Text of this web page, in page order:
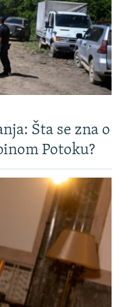
Šta se zna o
Potoku?